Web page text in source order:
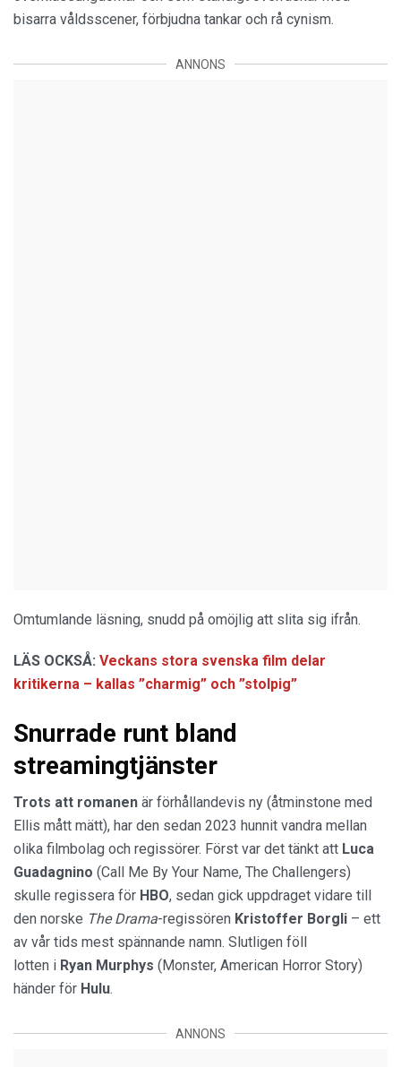
bisarra våldsscener, förbjudna tankar och rå cynism.
ANNONS
Omtumlande läsning, snudd på omöjlig att slita sig ifrån.
LÄS OCKSÅ: Veckans stora svenska film delar
kritikerna – kallas ”charmig” och ”stolpig”
Snurrade runt bland
streamingtjänster
Trots att romanen är förhållandevis ny (åtminstone med
Ellis mått mätt), har den sedan 2023 hunnit vandra mellan
olika filmbolag och regissörer. Först var det tänkt att Luca
Guadagnino (Call Me By Your Name, The Challengers)
skulle regissera för HBO, sedan gick uppdraget vidare till
den norske The Drama-regissören Kristoffer Borgli – ett
av vår tids mest spännande namn. Slutligen föll
lotten i Ryan Murphys (Monster, American Horror Story)
händer för Hulu.
ANNONS